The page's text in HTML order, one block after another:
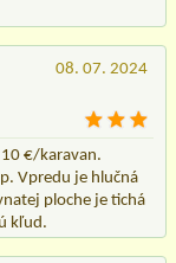
08. 07. 2024
€/karavan.
Vpredu je hlučná
ploche je tichá
kľud.